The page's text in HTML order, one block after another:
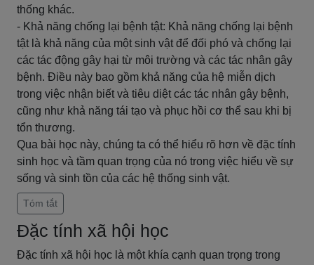
thống khác.
- Khả năng chống lại bệnh tật: Khả năng chống lại bệnh
tật là khả năng của một sinh vật để đối phó và chống lại
các tác động gây hại từ môi trường và các tác nhân gây
bệnh. Điều này bao gồm khả năng của hệ miễn dịch
trong việc nhận biết và tiêu diệt các tác nhân gây bệnh,
cũng như khả năng tái tạo và phục hồi cơ thể sau khi bị
tổn thương.
Qua bài học này, chúng ta có thể hiểu rõ hơn về đặc tính
sinh học và tầm quan trọng của nó trong việc hiểu về sự
sống và sinh tồn của các hệ thống sinh vật.
Tóm tắt
Đặc tính xã hội học
Đặc tính xã hội học là một khía cạnh quan trọng trong